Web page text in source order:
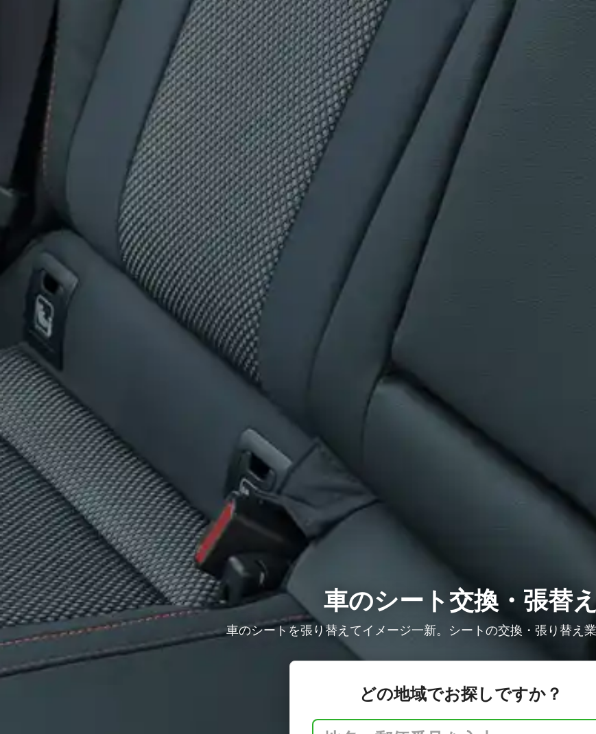
車のシート交換・張替
車のシートを張り替えてイメージ一新。シートの交換・張り替え業
どの地域でお探しですか？